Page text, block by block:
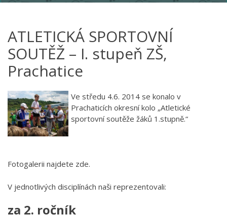
ATLETICKÁ SPORTOVNÍ
SOUTĚŽ – I. stupeň ZŠ,
Prachatice
Ve středu 4.6. 2014 se konalo v
Prachaticích okresní kolo „Atletické
sportovní soutěže žáků 1.stupně.“
Fotogalerii najdete zde.
V jednotlivých disciplínách naši reprezentovali:
za 2. ročník